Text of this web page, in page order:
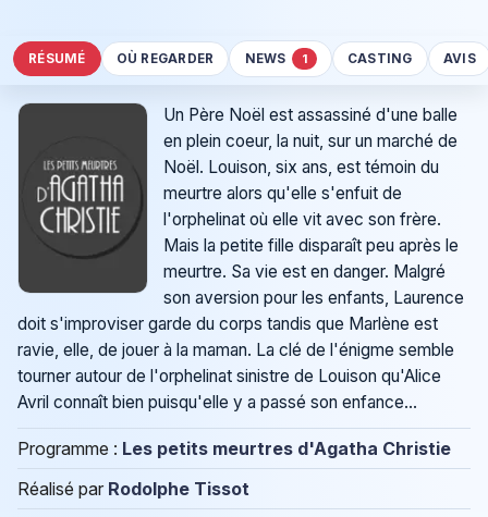
RÉSUMÉ OÙ REGARDER NEWS 1 CASTING AVIS
Un Père Noël est assassiné d'une balle
en plein coeur, la nuit, sur un marché de
Noël. Louison, six ans, est témoin du
meurtre alors qu'elle s'enfuit de
l'orphelinat où elle vit avec son frère.
Mais la petite fille disparaît peu après le
meurtre. Sa vie est en danger. Malgré
son aversion pour les enfants, Laurence
doit s'improviser garde du corps tandis que Marlène est
ravie, elle, de jouer à la maman. La clé de l'énigme semble
tourner autour de l'orphelinat sinistre de Louison qu'Alice
Avril connaît bien puisqu'elle y a passé son enfance...
Programme : Les petits meurtres d'Agatha Christie
Réalisé par Rodolphe Tissot